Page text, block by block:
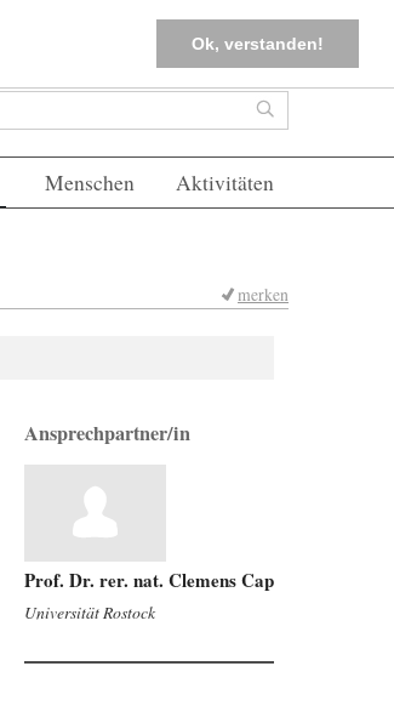
Ok, verstanden!
FAQs Einloggen
Suche
Menschen Aktivitäten
merken
Ansprechpartner/in
Prof. Dr. rer. nat. Clemens Cap
Universität Rostock